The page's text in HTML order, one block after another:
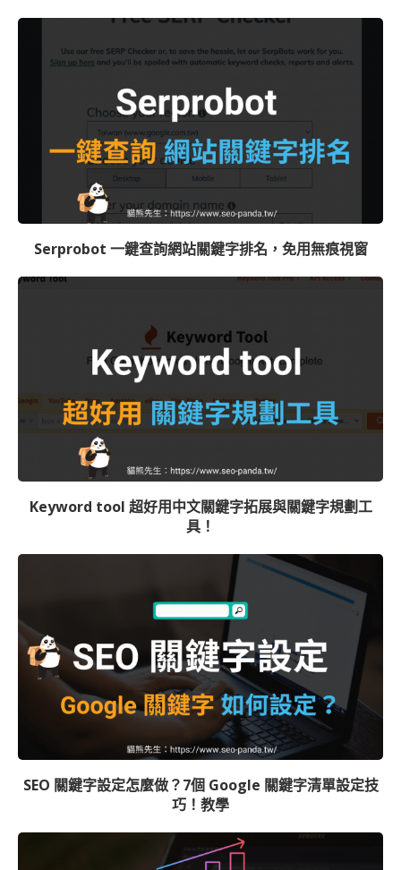
Serprobot 一鍵查詢網站關鍵字排名，免用無痕視窗
Keyword tool 超好用中文關鍵字拓展與關鍵字規劃工
具！
SEO 關鍵字設定怎麼做？7個 Google 關鍵字清單設定技
巧！教學